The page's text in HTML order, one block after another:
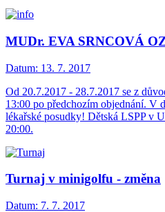
MUDr. EVA SRNCOVÁ
Datum: 13. 7. 2017
Od 20.7.2017 - 28.7.2017 se z
13:00 po předchozím objednání. V
lékařské posudky! Dětská LSPP v
20:00.
Turnaj v minigolfu - změna
Datum: 7. 7. 2017